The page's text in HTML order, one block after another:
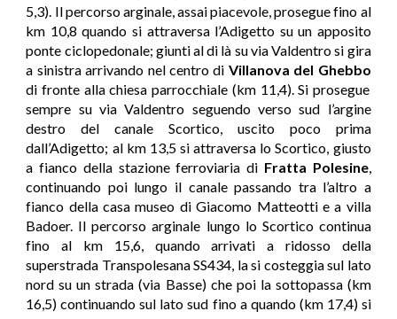
5,3). Il percorso arginale, assai piacevole, prosegue fino al
km 10,8 quando si attraversa l’Adigetto su un apposito
ponte ciclopedonale; giunti al di là su via Valdentro si gira
a sinistra arrivando nel centro di Villanova del Ghebbo
di fronte alla chiesa parrocchiale (km 11,4). Si prosegue
sempre su via Valdentro seguendo verso sud l’argine
destro del canale Scortico, uscito poco prima
dall’Adigetto; al km 13,5 si attraversa lo Scortico, giusto
a fianco della stazione ferroviaria di Fratta Polesine,
continuando poi lungo il canale passando tra l’altro a
fianco della casa museo di Giacomo Matteotti e a villa
Badoer. Il percorso arginale lungo lo Scortico continua
fino al km 15,6, quando arrivati a ridosso della
superstrada Transpolesana SS434, la si costeggia sul lato
nord su un strada (via Basse) che poi la sottopassa (km
16,5) continuando sul lato sud fino a quando (km 17,4) si